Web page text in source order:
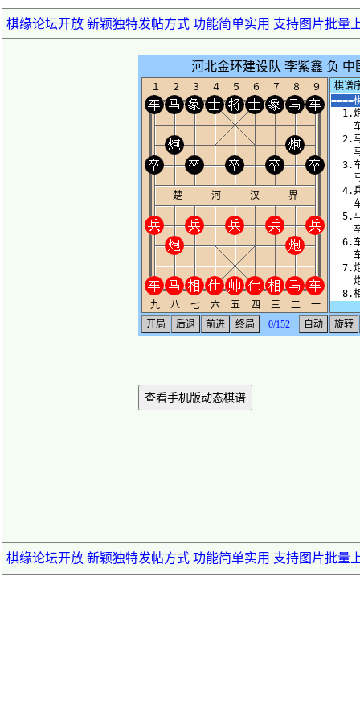
棋缘论坛开放 新颖独特发帖方式 功能简单实用 支持图片批量
查看手机版动态棋谱
棋缘论坛开放 新颖独特发帖方式 功能简单实用 支持图片批量